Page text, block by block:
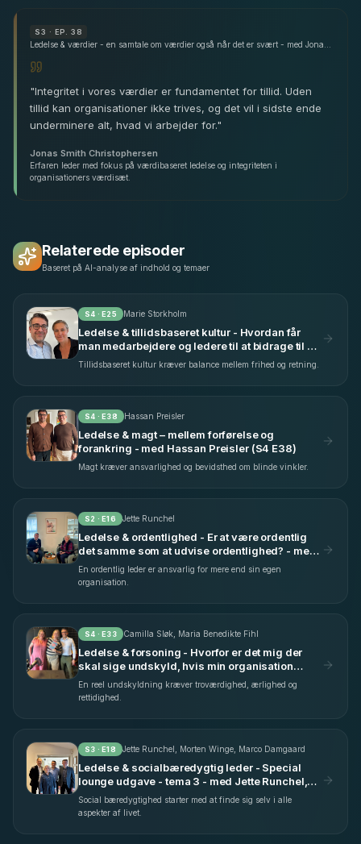
S3 · EP. 38
"Integritet i vores værdier er fundamentet for tillid. Uden
tillid kan organisationer ikke trives, og det vil i sidste ende
underminere alt, hvad vi arbejder for."
Jonas Smith Christophersen
Erfaren leder med fokus på værdibaseret ledelse og integriteten i
organisationers værdisæt.
Relaterede episoder
Baseret på AI-analyse af indhold og temaer
S4 · E25 Marie Storkholm
Ledelse & tillidsbaseret kultur - Hvordan får
man medarbejdere og ledere til at bidrage til en
fælles indsats? - med Marie Storkholm (S4
Tillidsbaseret kultur kræver balance mellem frihed og retning.
S4 · E38 Hassan Preisler
Ledelse & magt – mellem forførelse og
forankring - med Hassan Preisler (S4 E38)
Magt kræver ansvarlighed og bevidsthed om blinde vinkler.
S2 · E16 Jette Runchel
Ledelse & ordentlighed - Er at være ordentlig
det samme som at udvise ordentlighed? - med
Jette Runchel (S2 E16)
En ordentlig leder er ansvarlig for mere end sin egen
organisation.
S4 · E33 Camilla Sløk, Maria Benedikte Fihl
Ledelse & forsoning - Hvorfor er det mig der
skal sige undskyld, hvis min organisation
begår fejl? - med Camilla Sløk & Maria
Benedikte Fihl (S4 E33)
En reel undskyldning kræver troværdighed, ærlighed og
rettidighed.
S3 · E18 Jette Runchel, Morten Winge, Marco Damgaard
Ledelse & socialbæredygtig leder - Special
lounge udgave - tema 3 - med Jette Runchel,
Morten Winge & Marco Damgaard (S3 E18)
Social bæredygtighed starter med at finde sig selv i alle
aspekter af livet.